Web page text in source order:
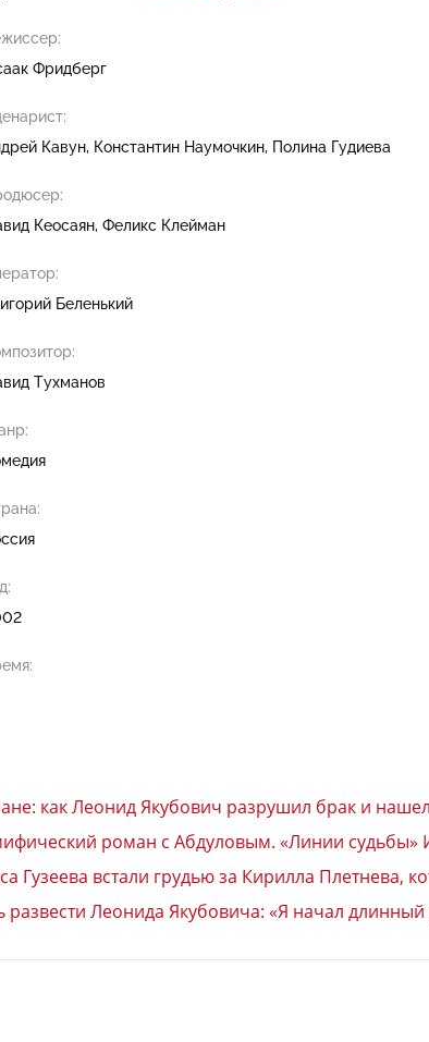
Фридберг
Кавун Константин Наумочкин Полина Гудиева
Кеосаян Феликс Клейман
Беленький
Тухманов
как Леонид Якубович разрушил брак и
роман с Абдуловым. «Линии судьбы»
Гузеева встали грудью за Кирилла Плетнева,
Леонида Якубовича: «Я начал длинный